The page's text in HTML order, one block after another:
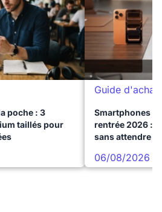
poche : 3
taillés pour
Guide d'achat
Smartphones
rentrée 2026 :
sans attendre
06/08/2026